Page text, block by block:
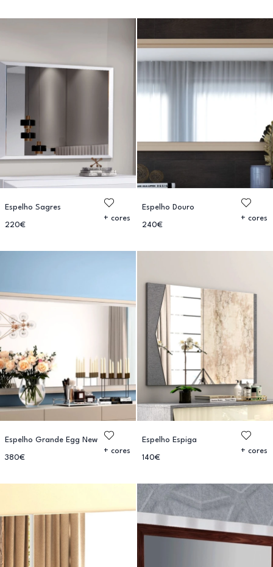
Espelho Sagres
220€
+ cores
Espelho Douro
240€
+ cores
Espelho Grande Egg New
380€
+ cores
Espelho Espiga
140€
+ cores